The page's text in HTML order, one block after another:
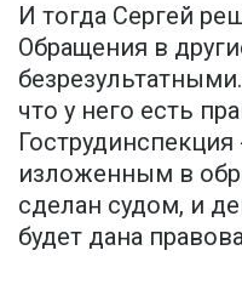
И тогда Сергей
Обращения в
что у него есть
изложенным в
сделан судом, и
будет дана